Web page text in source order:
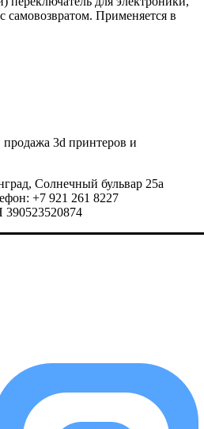
самовозвратом. Применяется в
продажа 3d принтеров и
Солнечный бульвар 25а
+7 921 261 8227